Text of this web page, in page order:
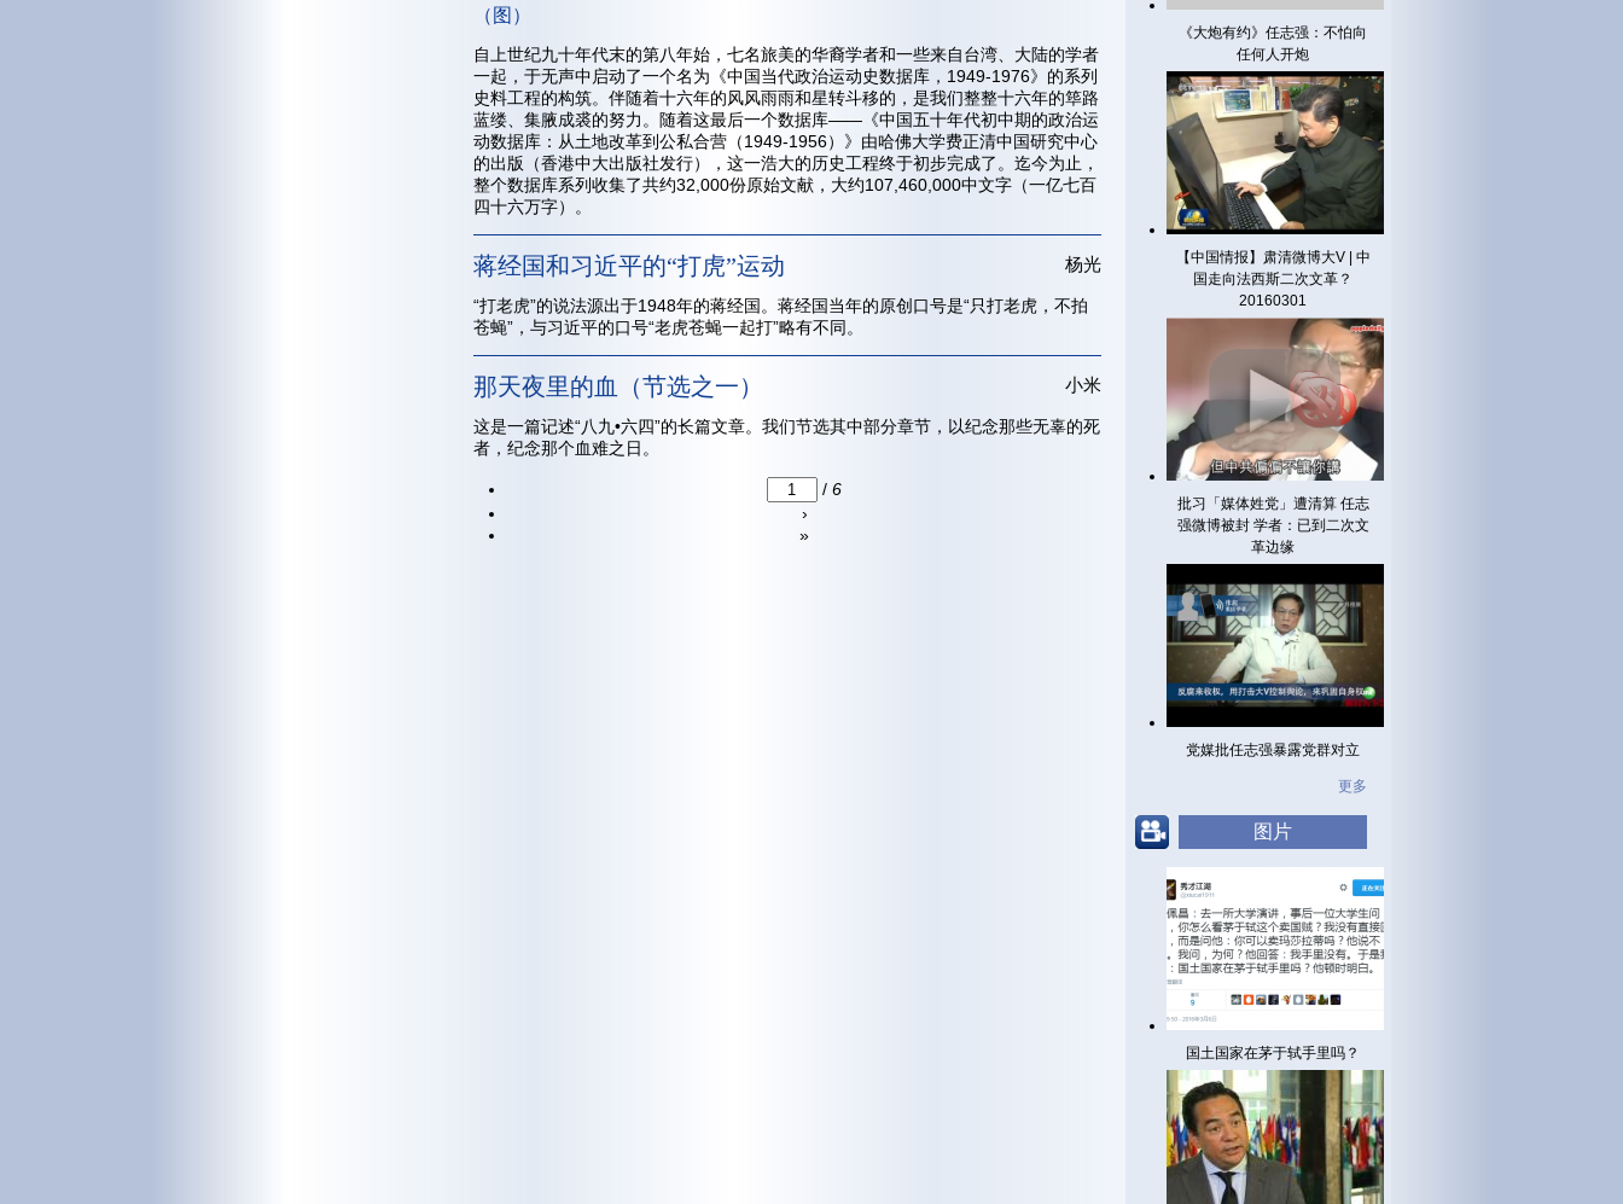
（图）
自上世纪九十年代末的第八年始，七名旅美的华裔学者和一些来自台湾、大陆的学者
一起，于无声中启动了一个名为《中国当代政治运动史数据库，1949-1976》的系列
史料工程的构筑。伴随着十六年的风风雨雨和星转斗移的，是我们整整十六年的筚路
蓝缕、集腋成裘的努力。随着这最后一个数据库——《中国五十年代初中期的政治运
动数据库：从土地改革到公私合营（1949-1956）》由哈佛大学费正清中国研究中心
的出版（香港中大出版社发行），这一浩大的历史工程终于初步完成了。迄今为止，
整个数据库系列收集了共约32,000份原始文献，大约107,460,000中文字（一亿七百
四十六万字）。
杨光
蒋经国和习近平的“打虎”运动
“打老虎”的说法源出于1948年的蒋经国。蒋经国当年的原创口号是“只打老虎，不拍
苍蝇”，与习近平的口号“老虎苍蝇一起打”略有不同。
小米
那天夜里的血（节选之一）
这是一篇记述“八九•六四”的长篇文章。我们节选其中部分章节，以纪念那些无辜的死
者，纪念那个血难之日。
/ 6
›
»
《大炮有约》任志强：不怕向
任何人开炮
【中国情报】肃清微博大V | 中
国走向法西斯二次文革？
20160301
批习「媒体姓党」遭清算 任志
强微博被封 学者：已到二次文
革边缘
党媒批任志强暴露党群对立
更多
图片
国土国家在茅于轼手里吗？